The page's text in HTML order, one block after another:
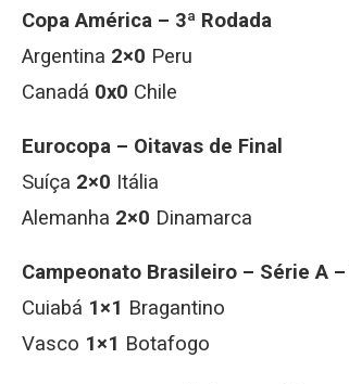
Copa América – 3ª Rodada
Argentina 2×0 Peru
Canadá 0x0 Chile
Eurocopa – Oitavas de Final
Suíça 2×0 Itália
Alemanha 2×0 Dinamarca
Campeonato Brasileiro – Série A –
Cuiabá 1×1 Bragantino
Vasco 1×1 Botafogo